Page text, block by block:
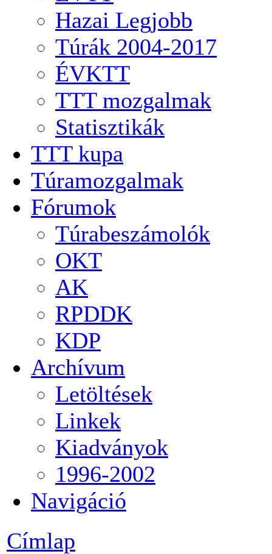
Hazai Legjobb
Túrák 2004-2017
ÉVKTT
TTT mozgalmak
Statisztikák
TTT kupa
Túramozgalmak
Fórumok
Túrabeszámolók
OKT
AK
RPDDK
KDP
Archívum
Letöltések
Linkek
Kiadványok
1996-2002
Navigáció
Címlap